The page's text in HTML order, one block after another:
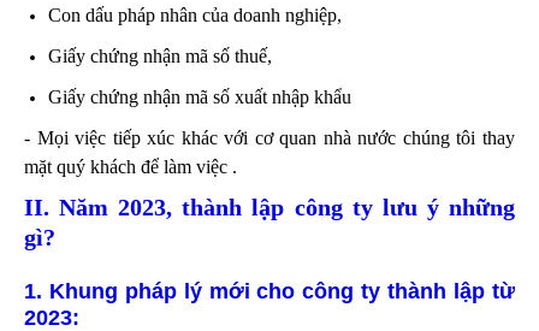
Con dấu pháp nhân của doanh nghiệp,
Giấy chứng nhận mã số thuế,
Giấy chứng nhận mã số xuất nhập khẩu
- Mọi việc tiếp xúc khác với cơ quan nhà nước chúng tôi thay
mặt quý khách để làm việc .
II. Năm 2023, thành lập công ty lưu ý những
gì?
1. Khung pháp lý mới cho công ty thành lập từ
2023: